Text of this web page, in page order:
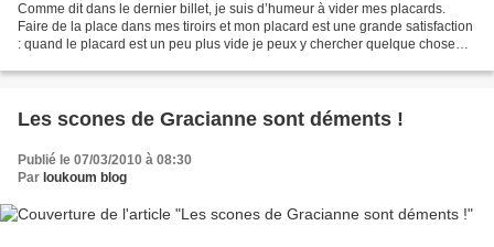
Comme dit dans le dernier billet, je suis d’humeur à vider mes placards.
Faire de la place dans mes tiroirs et mon placard est une grande satisfaction
: quand le placard est un peu plus vide je peux y chercher quelque chose
Les scones de Gracianne sont déments !
Publié le 07/03/2010 à 08:30
Par loukoum blog